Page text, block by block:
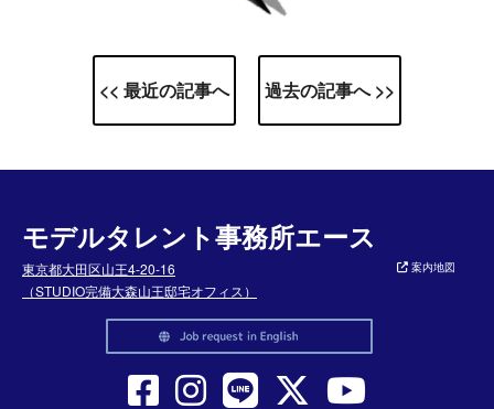
<< 最近の記事へ 過去の記事へ >>
モデルタレント事務所エース
東京都大田区山王4-20-16
（STUDIO完備大森山王邸宅オフィス）
案内地図